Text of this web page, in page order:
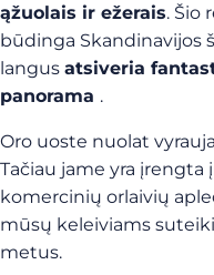
ąžuolais ir ežerais. Šio
būdinga Skandinavijos
langus atsiveria
panorama .
Oro uoste nuolat vyrauja
Tačiau jame yra
komercinių orlaivių
mūsų keleiviams
metus.